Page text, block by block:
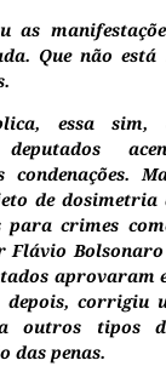
as
Que não está
essa sim,
condenações.
de dosimetria
para crimes
Flávio Bolsonaro
aprovaram
depois, corrigiu
outros tipos
das penas.